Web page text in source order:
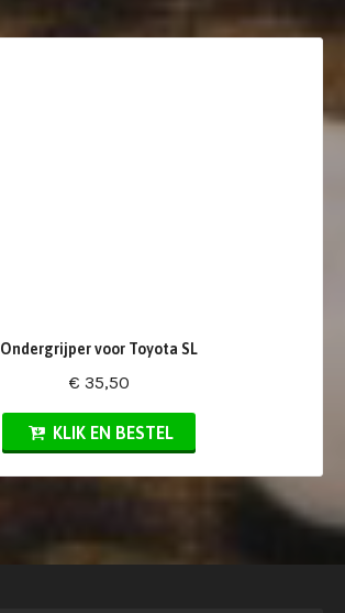
Ondergrijper voor Toyota SL
€ 35,50
KLIK EN BESTEL